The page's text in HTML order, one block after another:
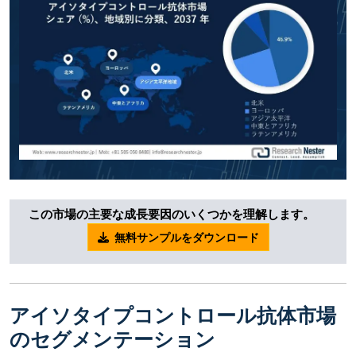
この市場の主要な成長要因のいくつかを理解します。
無料サンプルをダウンロード
アイソタイプコントロール抗体市場
のセグメンテーション